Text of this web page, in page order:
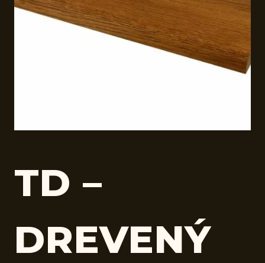
TD –
DREVENÝ